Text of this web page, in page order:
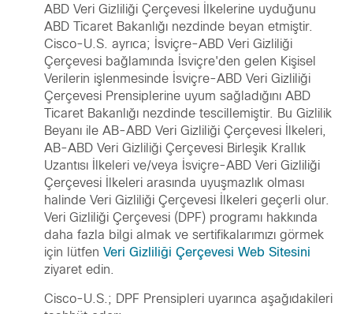
ABD Veri Gizliliği Çerçevesi İlkelerine uyduğunu
ABD Ticaret Bakanlığı nezdinde beyan etmiştir.
Cisco-U.S. ayrıca; İsviçre-ABD Veri Gizliliği
Çerçevesi bağlamında İsviçre'den gelen Kişisel
Verilerin işlenmesinde İsviçre-ABD Veri Gizliliği
Çerçevesi Prensiplerine uyum sağladığını ABD
Ticaret Bakanlığı nezdinde tescillemiştir. Bu Gizlilik
Beyanı ile AB-ABD Veri Gizliliği Çerçevesi İlkeleri,
AB-ABD Veri Gizliliği Çerçevesi Birleşik Krallık
Uzantısı İlkeleri ve/veya İsviçre-ABD Veri Gizliliği
Çerçevesi İlkeleri arasında uyuşmazlık olması
halinde Veri Gizliliği Çerçevesi İlkeleri geçerli olur.
Veri Gizliliği Çerçevesi (DPF) programı hakkında
daha fazla bilgi almak ve sertifikalarımızı görmek
için lütfen Veri Gizliliği Çerçevesi Web Sitesini
ziyaret edin.
Cisco-U.S.; DPF Prensipleri uyarınca aşağıdakileri